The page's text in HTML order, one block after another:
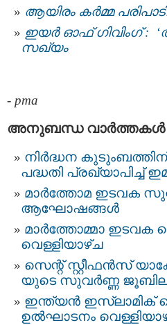
ആയിരം കർമ്മ
ഇയര്‍ ഓഫ് ഗിവിംഗ് :
സഖ്യം
- pma
അനുബന്ധ വാര്‍ത്തകള്‍
നിർദ്ധന
പദ്ധതി പ്രഖ്യാപിച്ച്
മാർത്തോമ ഇടവക
ആഘോഷങ്ങള്‍
മാർത്തോമ്മാ
വെള്ളിയാഴ്ച
സെന്റ് സ്റ്റീഫൻസ്
യുടെ സുവർണ്ണ
ഇന്ത്യൻ ഇസ്‌ലാമിക്
ഉല്‍ഘാടനം